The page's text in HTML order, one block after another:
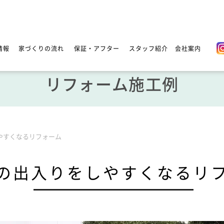
報 家づくりの流れ 保証・アフター スタッフ紹介 会社案内
リフォーム施工例
すくなるリフォーム
出入りをしやすくなるリ